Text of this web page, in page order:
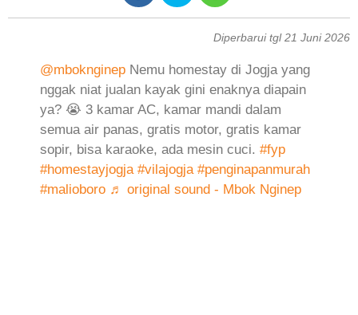
Diperbarui tgl 21 Juni 2026
@mboknginep Nemu homestay di Jogja yang
nggak niat jualan kayak gini enaknya diapain
ya? 😭 3 kamar AC, kamar mandi dalam
semua air panas, gratis motor, gratis kamar
sopir, bisa karaoke, ada mesin cuci. #fyp
#homestayjogja #vilajogja #penginapanmurah
#malioboro ♬ original sound - Mbok Nginep